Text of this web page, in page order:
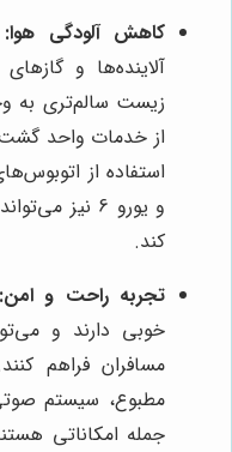
کاهش آلودگی هوا:
آلاینده‌ها و
زیست سالم‌تری به
از خدمات واحد
و یورو 6
کند.
تجربه راحت و امن:
خوبی دارند و
مسافران فراهم
مطبوع، سیستم
جمله امکاناتی